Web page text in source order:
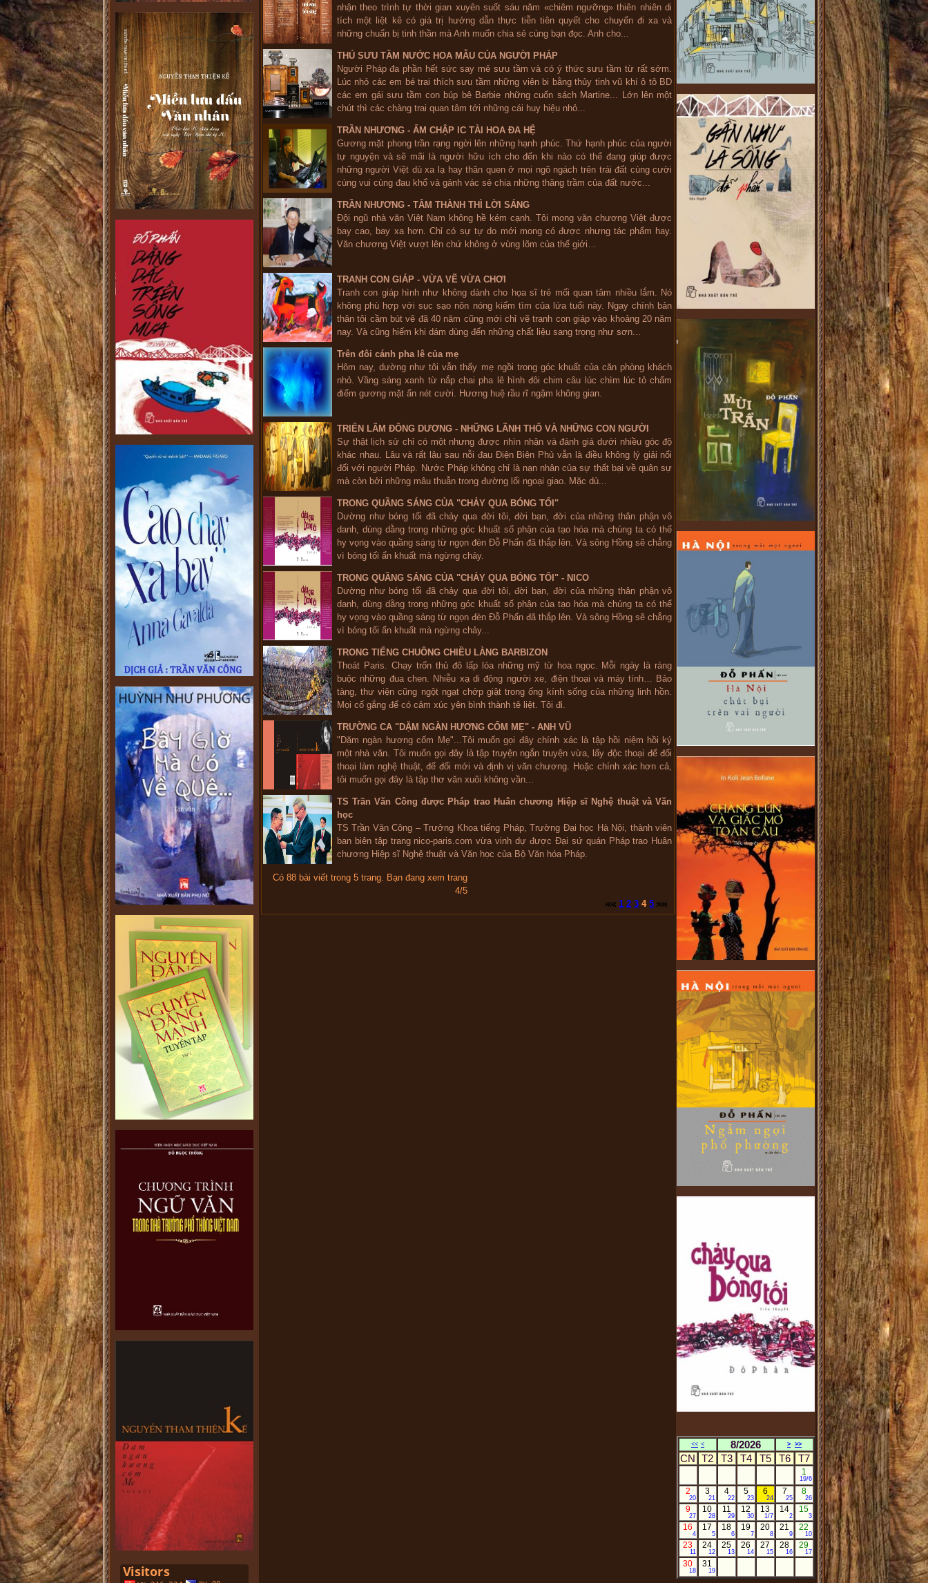
nhận theo trình tự thời gian xuyên suốt sáu năm «chiêm ngưỡng» thiên nhiên di
tích một liệt kê có giá trị hướng dẫn thực tiễn tiên quyết cho chuyến đi xa và
những chuẩn bị tinh thần mà Anh muốn chia sẻ cùng bạn đọc. Anh cho...
THÚ SƯU TẦM NƯỚC HOA MẪU CỦA NGƯỜI PHÁP
Người Pháp đa phần hết sức say mê sưu tầm và có ý thức sưu tầm từ rất sớm.
Lúc nhỏ các em bé trai thích sưu tầm những viên bi bằng thủy tinh vũ khí ô tô BD
các em gái sưu tầm con búp bê Barbie những cuốn sách Martine... Lớn lên một
chút thì các chàng trai quan tâm tới những cái huy hiệu nhỏ...
TRẦN NHƯƠNG - ẨM CHẬP IC TÀI HOA ĐA HỆ
Gương mặt phong trần rạng ngời lên những hạnh phúc. Thứ hạnh phúc của người
tự nguyện và sẽ mãi là người hữu ích cho đến khi nào có thể đang giúp được
những người Việt dù xa lạ hay thân quen ở mọi ngõ ngách trên trái đất cùng cười
cùng vui cùng đau khổ và gánh vác sẻ chia những thăng trầm của đất nước...
TRẦN NHƯƠNG - TÂM THÀNH THÌ LỜI SÁNG
Đội ngũ nhà văn Việt Nam không hề kém cạnh. Tôi mong văn chương Việt được
bay cao, bay xa hơn. Chỉ có sự tự do mới mong có được nhưng tác phẩm hay.
Văn chương Việt vượt lên chứ không ở vùng lõm của thế giới…
TRANH CON GIÁP - VỪA VẼ VỪA CHƠI
Tranh con giáp hình như không dành cho họa sĩ trẻ mối quan tâm nhiều lắm. Nó
không phù hợp với sục sạo nôn nóng kiếm tìm của lứa tuổi này. Ngay chính bản
thân tôi cầm bút vẽ đã 40 năm cũng mới chỉ vẽ tranh con giáp vào khoảng 20 năm
nay. Và cũng hiếm khi dám dùng đến những chất liệu sang trọng như sơn...
Trên đôi cánh pha lê của mẹ
Hôm nay, dường như tôi vẫn thấy mẹ ngồi trong góc khuất của căn phòng khách
nhỏ. Vầng sáng xanh từ nắp chai pha lê hình đôi chim câu lúc chìm lúc tỏ chấm
điểm gương mặt ẩn nét cười. Hương huệ rầu rĩ ngậm không gian.
TRIỂN LÃM ĐÔNG DƯƠNG - NHỮNG LÃNH THỔ VÀ NHỮNG CON NGƯỜI
Sự thật lịch sử chỉ có một nhưng được nhìn nhận và đánh giá dưới nhiều góc độ
khác nhau. Lâu và rất lâu sau nỗi đau Điện Biên Phủ vẫn là điều không lý giải nổi
đối với người Pháp. Nước Pháp không chỉ là nạn nhân của sự thất bại về quân sự
mà còn bởi những mâu thuẫn trong đường lối ngoại giao. Mặc dù...
TRONG QUẦNG SÁNG CỦA "CHẢY QUA BÓNG TỐI"
Dường như bóng tối đã chảy qua đời tôi, đời bạn, đời của những thân phận vô
danh, dùng dằng trong những góc khuất số phận của tạo hóa mà chúng ta có thể
hy vọng vào quầng sáng từ ngọn đèn Đỗ Phấn đã thắp lên. Và sông Hồng sẽ chẳng
vì bóng tối ẩn khuất mà ngừng chảy.
TRONG QUẦNG SÁNG CỦA "CHẢY QUA BÓNG TỐI" - NICO
Dường như bóng tối đã chảy qua đời tôi, đời bạn, đời của những thân phận vô
danh, dùng dằng trong những góc khuất số phận của tạo hóa mà chúng ta có thể
hy vọng vào quầng sáng từ ngọn đèn Đỗ Phấn đã thắp lên. Và sông Hồng sẽ chẳng
vì bóng tối ẩn khuất mà ngừng chảy...
TRONG TIẾNG CHUÔNG CHIỀU LÀNG BARBIZON
Thoát Paris. Chạy trốn thủ đô lấp lóa những mỹ từ hoa ngọc. Mỗi ngày là ràng
buộc những đua chen. Nhiễu xạ di động người xe, điện thoại và máy tính… Bảo
tàng, thư viện cũng ngột ngạt chớp giật trong ống kính sống của những linh hồn.
Mọi cố gắng để có cảm xúc yên bình thành tê liệt. Tôi đi.
TRƯỜNG CA "DẶM NGÀN HƯƠNG CỐM MẸ" - ANH VŨ
"Dặm ngàn hương cốm Mẹ"...Tôi muốn gọi đây chính xác là tập hồi niệm hồi ký
một nhà văn. Tôi muốn gọi đây là tập truyện ngắn truyện vừa, lấy độc thoại để đối
thoại làm nghệ thuật, để đổi mới và định vị văn chương. Hoặc chính xác hơn cả,
tôi muốn gọi đây là tập thơ văn xuôi không vần...
TS Trần Văn Công được Pháp trao Huân chương Hiệp sĩ Nghệ thuật và Văn
học
TS Trần Văn Công – Trưởng Khoa tiếng Pháp, Trường Đại học Hà Nội, thành viên
ban biên tập trang nico-paris.com vừa vinh dự được Đại sứ quán Pháp trao Huân
chương Hiệp sĩ Nghệ thuật và Văn học của Bộ Văn hóa Pháp.
Có 88 bài viết trong 5 trang. Bạn đang xem trang
4/5
1 2 3 4 5
<< < 8/2026 > >>
CN T2 T3 T4 T5 T6 T7
1
19/6
2
20
3
21
4
22
5
23
6
24
7
25
8
26
9
27
10
28
11
29
12
30
13
1/7
14
2
15
3
16
4
17
5
18
6
19
7
20
8
21
9
22
10
23
11
24
12
25
13
26
14
27
15
28
16
29
17
30
18
31
19